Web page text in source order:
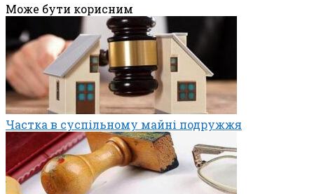
Може бути корисним
Частка в суспільному майні подружжя